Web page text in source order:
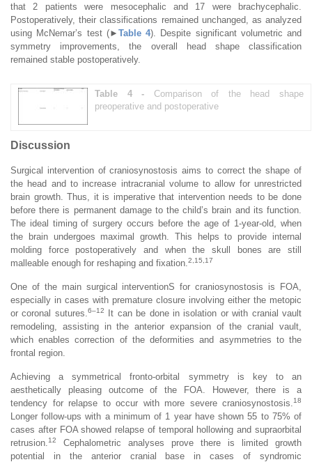
that 2 patients were mesocephalic and 17 were brachycephalic.
Postoperatively, their classifications remained unchanged, as analyzed
using McNemar’s test (► Table 4). Despite significant volumetric and
symmetry improvements, the overall head shape classification
remained stable postoperatively.
Table 4 - Comparison of the head shape
preoperative and postoperative
Discussion
Surgical intervention of craniosynostosis aims to correct the shape of
the head and to increase intracranial volume to allow for unrestricted
brain growth. Thus, it is imperative that intervention needs to be done
before there is permanent damage to the child’s brain and its function.
The ideal timing of surgery occurs before the age of 1-year-old, when
the brain undergoes maximal growth. This helps to provide internal
molding force postoperatively and when the skull bones are still
malleable enough for reshaping and fixation. 2,15,17
One of the main surgical interventionS for craniosynostosis is FOA,
especially in cases with premature closure involving either the metopic
or coronal sutures. 6–12
It can be done in isolation or with cranial vault
remodeling, assisting in the anterior expansion of the cranial vault,
which enables correction of the deformities and asymmetries to the
frontal region.
Achieving a symmetrical fronto-orbital symmetry is key to an
aesthetically pleasing outcome of the FOA. However, there is a
tendency for relapse to occur with more severe craniosynostosis. 18
Longer follow-ups with a minimum of 1 year have shown 55 to 75% of
cases after FOA showed relapse of temporal hollowing and supraorbital
retrusion. 12
Cephalometric analyses prove there is limited growth
potential in the anterior cranial base in cases of syndromic